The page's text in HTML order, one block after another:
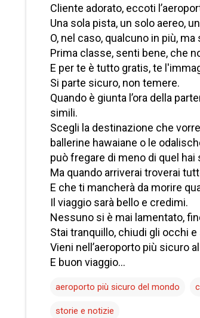
Cliente adorato, eccoti
Una sola pista, un solo aereo,
O, nel caso, qualcuno in più,
Prima classe, senti bene, che
E per te è tutto gratis, te
Si parte sicuro, non temere.
Quando è giunta l’ora della
simili.
Scegli la destinazione che
ballerine hawaiane o le
può fregare di meno di quel
Ma quando arriverai troverai
E che ti mancherà da morire
Il viaggio sarà bello e credimi.
Nessuno si è mai lamentato,
Stai tranquillo, chiudi gli occhi
Vieni nell’aeroporto più sicuro
E buon viaggio…
aeroporto più sicuro del mondo
storie e notizie